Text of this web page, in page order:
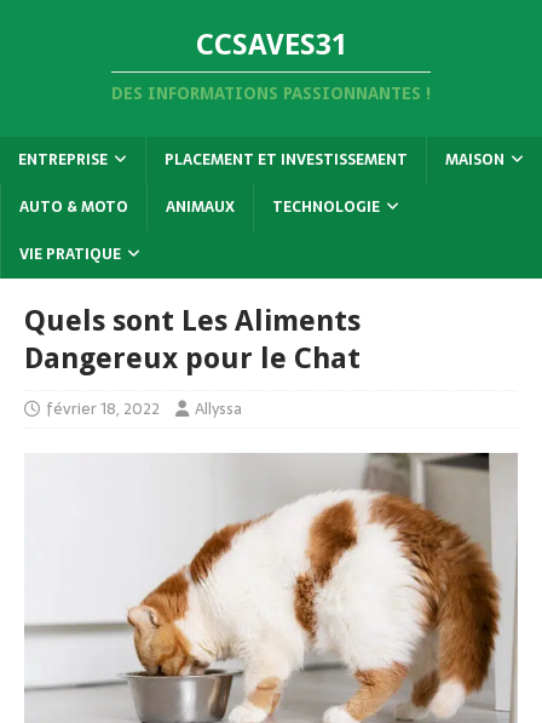
CCSAVES31
DES INFORMATIONS PASSIONNANTES !
ENTREPRISE PLACEMENT ET INVESTISSEMENT
MAISON
AUTO & MOTO
ANIMAUX
TECHNOLOGIE
VIE PRATIQUE
Quels sont Les Aliments
Dangereux pour le Chat
février 18, 2022 Allyssa